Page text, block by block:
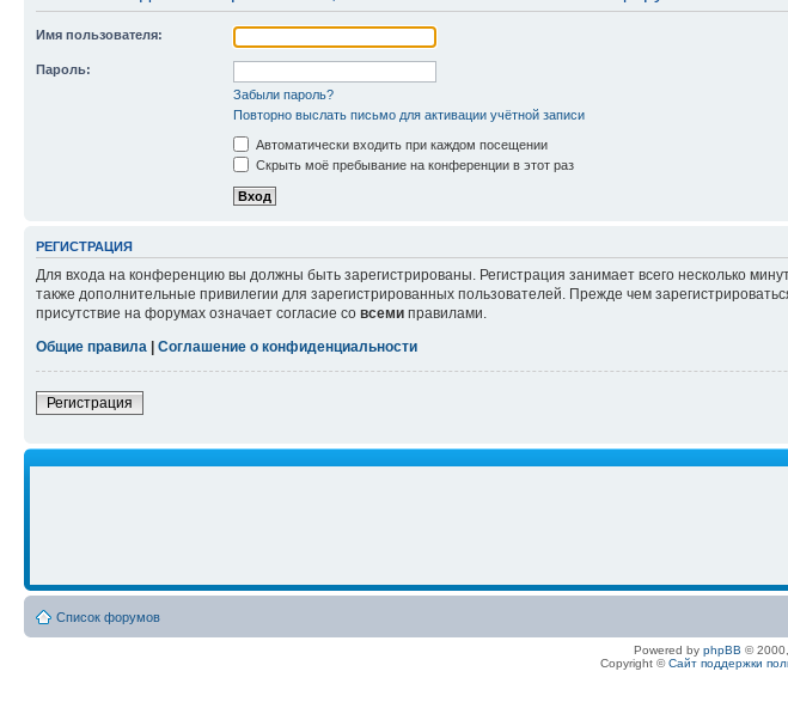
Имя пользователя:
Пароль:
Забыли пароль?
Повторно выслать письмо для активации учётной записи
Автоматически входить при каждом посещении
Скрыть моё пребывание на конференции в этот раз
РЕГИСТРАЦИЯ
Для входа на конференцию вы должны быть зарегистрированы. Регистрация занимает всего несколько
также дополнительные привилегии для зарегистрированных пользователей. Прежде чем
присутствие на форумах означает согласие со всеми правилами.
Общие правила | Соглашение о конфиденциальности
Регистрация
Список форумов
Powered by phpBB ©
Copyright ©Сайт поддержки